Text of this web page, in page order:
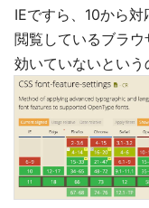
IEですら、10から対
閲覧しているブラ
効いていないという